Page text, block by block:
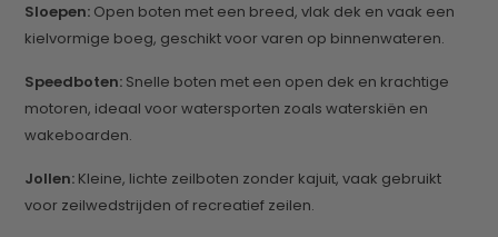
Sloepen: Open boten met een breed, vlak dek en vaak een
kielvormige boeg, geschikt voor varen op binnenwateren.
Speedboten: Snelle boten met een open dek en krachtige
motoren, ideaal voor watersporten zoals waterskiën en
wakeboarden.
Jollen: Kleine, lichte zeilboten zonder kajuit, vaak gebruikt
voor zeilwedstrijden of recreatief zeilen.